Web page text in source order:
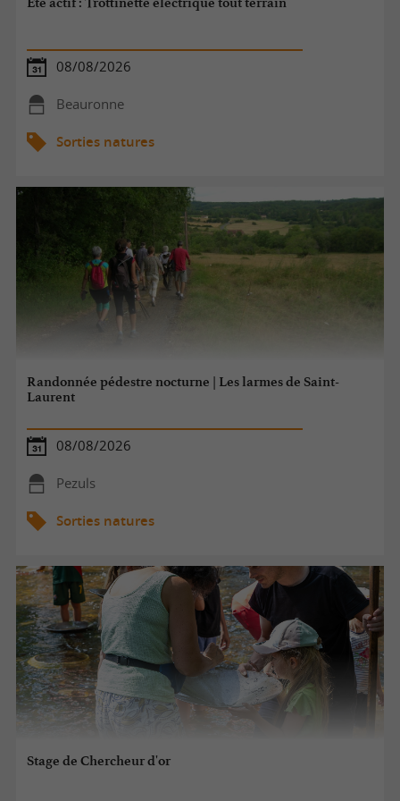
08/08/2026
Beauronne
Sorties natures
Randonnée pédestre nocturne | Les larmes de Saint-
Laurent
08/08/2026
Pezuls
Sorties natures
Stage de Chercheur d'or